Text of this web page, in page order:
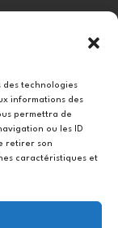
des technologies
informations des
permettra de
ou les ID
retirer son
caractéristiques et